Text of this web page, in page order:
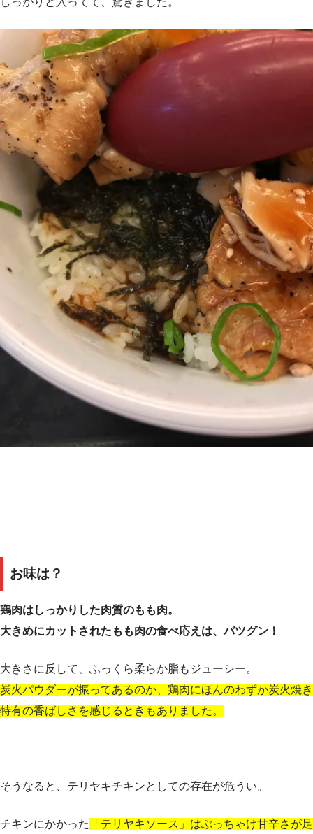
お味は？
鶏肉はしっかりした肉質のもも肉。
大きめにカットされたもも肉の食べ応えは、バツグン！
大きさに反して、ふっくら柔らか脂もジューシー。
炭火パウダーが振ってあるのか、鶏肉にほんのわずか炭火焼き
特有の香ばしさを感じるときもありました。
そうなると、テリヤキチキンとしての存在が危うい。
チキンにかかった 「テリヤキソース」はぶっちゃけ甘辛さが足